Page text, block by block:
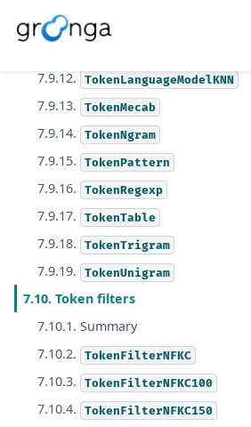
7.9.10. TokenDelimit
7.9.12. TokenLanguageModelKNN
7.9.13. TokenMecab
7.9.14. TokenNgram
7.9.15. TokenPattern
7.9.16. TokenRegexp
7.9.17. TokenTable
7.9.18. TokenTrigram
7.9.19. TokenUnigram
7.10. Token filters
7.10.1. Summary
7.10.2.
TokenFilterNFKC
7.10.3. TokenFilterNFKC100
7.10.4. TokenFilterNFKC150